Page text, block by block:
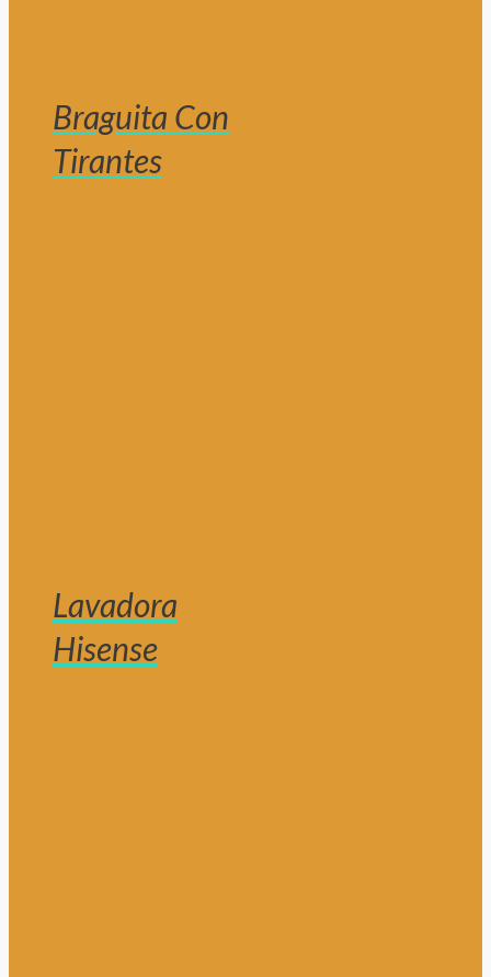
Braguita Con
Tirantes
Lavadora
Hisense